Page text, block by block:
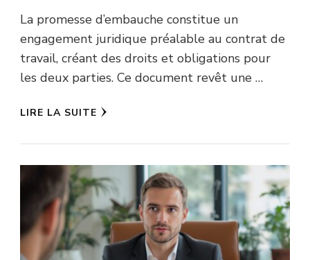
La promesse d’embauche constitue un
engagement juridique préalable au contrat de
travail, créant des droits et obligations pour
les deux parties. Ce document revêt une …
LIRE LA SUITE